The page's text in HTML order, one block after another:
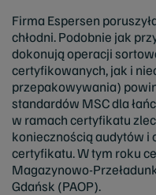
Firma Espersen
chłodni. Podobnie jak
dokonują operacji
certyfikowanych, jak i
przepakowywania)
standardów MSC dla
w ramach certyfikatu
koniecznością audytów i
certyfikatu. W tym roku
Magazynowo-
Gdańsk (PAOP).